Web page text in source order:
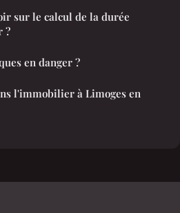
sur le calcul de la durée
?
en danger ?
l'immobilier à Limoges en